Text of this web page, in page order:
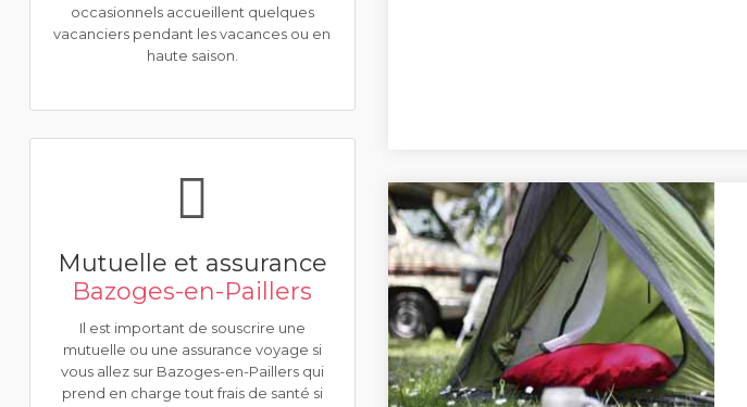
occasionnels accueillent quelques
vacanciers pendant les vacances ou en
haute saison.
Mutuelle et assurance
Bazoges-en-Paillers
Il est important de souscrire une
mutuelle ou une assurance voyage si
vous allez sur Bazoges-en-Paillers qui
prend en charge tout frais de santé si